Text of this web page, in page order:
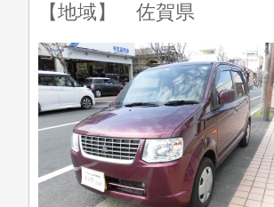
【地域】 佐賀県